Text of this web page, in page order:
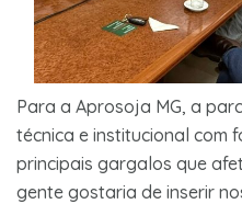
Para a Aprosoja MG, a
técnica e institucional com
principais gargalos que
gente gostaria de inserir